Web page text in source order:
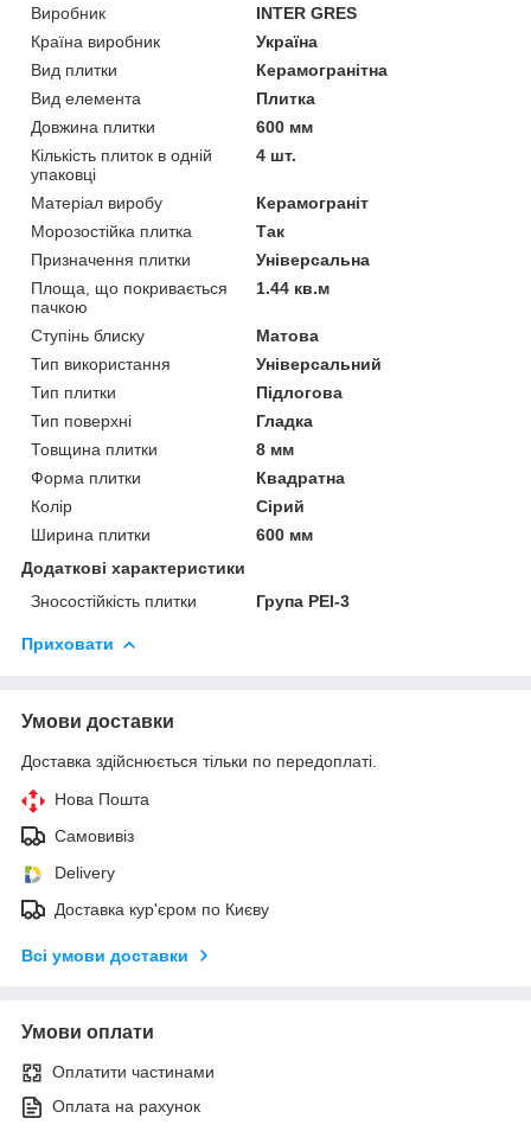
Виробник
INTER GRES
Країна виробник
Україна
Вид плитки
Керамогранітна
Вид елемента
Плитка
Довжина плитки
600 мм
Кількість плиток в одній
упаковці
4 шт.
Матеріал виробу
Керамограніт
Морозостійка плитка
Так
Призначення плитки
Універсальна
Площа, що покривається
пачкою
1.44 кв.м
Ступінь блиску
Матова
Тип використання
Універсальний
Тип плитки
Підлогова
Тип поверхні
Гладка
Товщина плитки
8 мм
Форма плитки
Квадратна
Колір
Сірий
Ширина плитки
600 мм
Додаткові характеристики
Зносостійкість плитки
Група PEI-3
Приховати
Умови доставки
Доставка здійснюється тільки по передоплаті.
Нова Пошта
Самовивіз
Delivery
Доставка кур'єром по Києву
Всі умови доставки
Умови оплати
Оплатити частинами
Оплата на рахунок